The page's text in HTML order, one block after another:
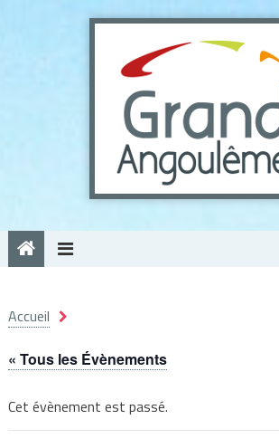
Accueil
« Tous les Évènements
Cet évènement est passé.
Panneau de gestion des cookies